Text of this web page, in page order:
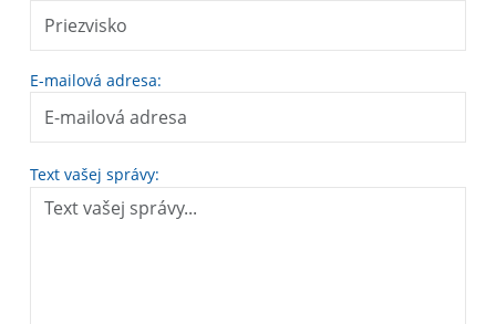
E-mailová adresa:
Text vašej správy: